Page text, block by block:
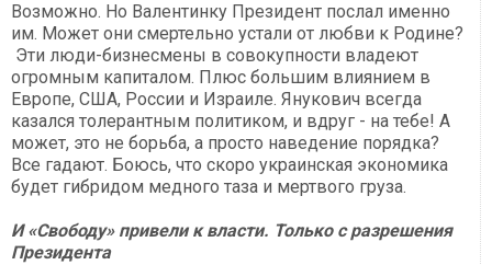
Возможно. Но Валентинку Президент послал именно
им. Может они смертельно устали от любви к Родине?
Эти люди-бизнесмены в совокупности владеют
огромным капиталом. Плюс большим влиянием в
Европе, США, России и Израиле. Янукович всегда
казался толерантным политиком, и вдруг - на тебе! А
может, это не борьба, а просто наведение порядка?
Все гадают. Боюсь, что скоро украинская экономика
будет гибридом медного таза и мертвого груза.
И «Свободу» привели к власти. Только с разрешения
Президента